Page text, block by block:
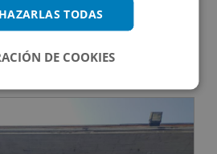
TODAS
DE COOKIES